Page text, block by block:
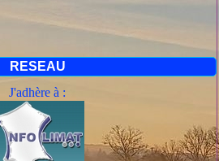
RESEAU
J'adhère à :
de plus en plus éparse et sur la
nuit arrive par l'ouest. A 19h, elle
Berry et le Limousin et donne de la
arrive dès ce soir par le nord-ouest
rapidement à l'ensemble de
Rhône-Alpes en cours de nuit et
de jeudi, puis à l'ensemble de